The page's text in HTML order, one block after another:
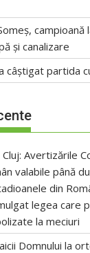
și canalizare
câștigat partida
Avertizările
valabile până
din
legea care
la meciuri
Domnului la